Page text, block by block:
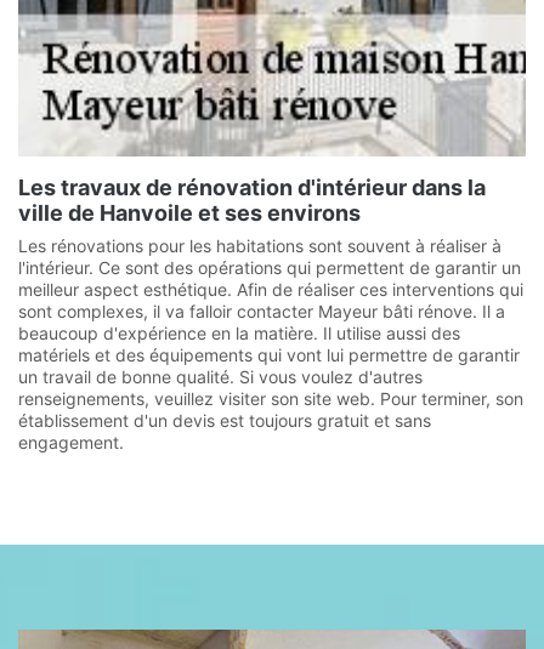
Les travaux de rénovation d'intérieur dans la
ville de Hanvoile et ses environs
Les rénovations pour les habitations sont souvent à réaliser à
l'intérieur. Ce sont des opérations qui permettent de garantir un
meilleur aspect esthétique. Afin de réaliser ces interventions qui
sont complexes, il va falloir contacter Mayeur bâti rénove. Il a
beaucoup d'expérience en la matière. Il utilise aussi des
matériels et des équipements qui vont lui permettre de garantir
un travail de bonne qualité. Si vous voulez d'autres
renseignements, veuillez visiter son site web. Pour terminer, son
établissement d'un devis est toujours gratuit et sans
engagement.